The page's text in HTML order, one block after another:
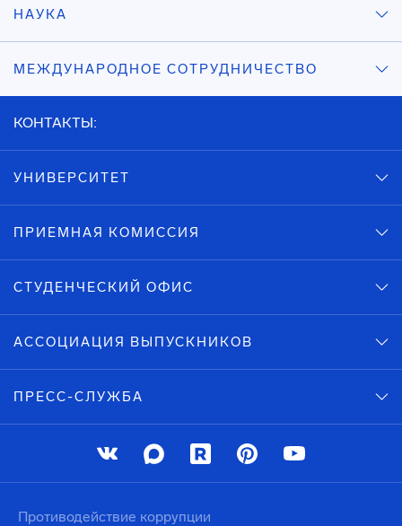
НАУКА
МЕЖДУНАРОДНОЕ СОТРУДНИЧЕСТВО
КОНТАКТЫ:
УНИВЕРСИТЕТ
ПРИЕМНАЯ КОМИССИЯ
СТУДЕНЧЕСКИЙ ОФИС
АССОЦИАЦИЯ ВЫПУСКНИКОВ
ПРЕСС-СЛУЖБА
Противодействие коррупции